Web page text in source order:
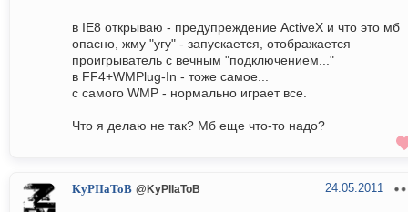
в IE8 открываю - предупреждение ActiveX и что это мб
опасно, жму "угу" - запускается, отображается
проигрыватель с вечным "подключением..."
в FF4+WMPlug-In - тоже самое...
с самого WMP - нормально играет все.
Что я делаю не так? Мб еще что-то надо?
KyPIIaToB @KyPIIaToB 24.05.2011